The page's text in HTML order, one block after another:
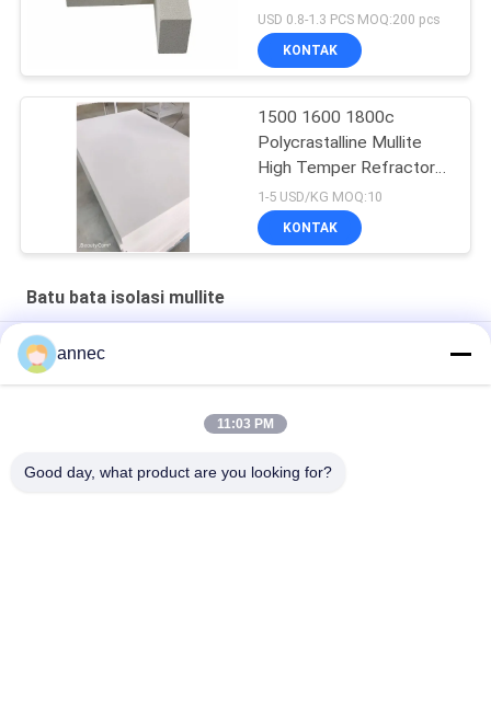
USD 0.8-1.3 PCS MOQ:200 pcs
KONTAK
1500 1600 1800c
Polycrastalline Mullite
High Temper Refractory
Seramik Serat Lembar
1-5 USD/KG MOQ:10
KONTAK
Batu bata isolasi mullite
Regenerator Keramik Sarang Lebah Mullit Korundum untuk
Tungku Industri
annec
11:03 PM
Good day, what product are you looking for?